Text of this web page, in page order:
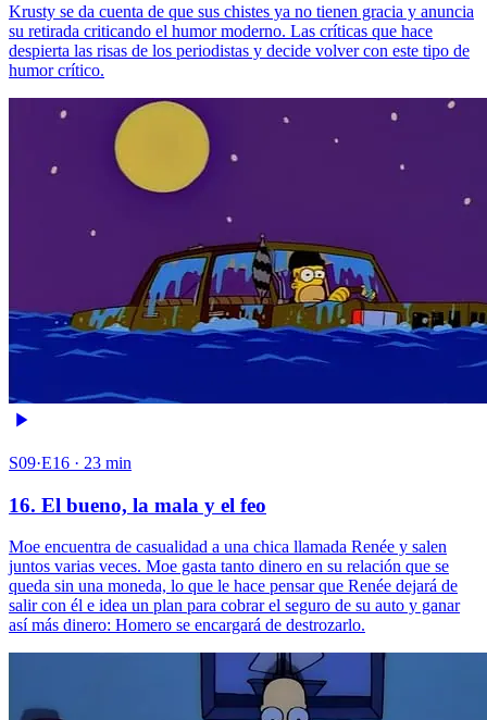
Krusty se da cuenta de que sus chistes ya no tienen gracia y anuncia
su retirada criticando el humor moderno. Las críticas que hace
despierta las risas de los periodistas y decide volver con este tipo de
humor crítico.
S09·E16 · 23 min
16. El bueno, la mala y el feo
Moe encuentra de casualidad a una chica llamada Renée y salen
juntos varias veces. Moe gasta tanto dinero en su relación que se
queda sin una moneda, lo que le hace pensar que Renée dejará de
salir con él e idea un plan para cobrar el seguro de su auto y ganar
así más dinero: Homero se encargará de destrozarlo.